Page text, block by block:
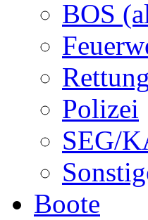
BOS
Polizei
SEG/
Boote